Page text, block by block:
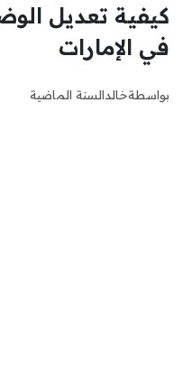
كيفية تعديل
في الإمارات
بواسطةخالدالسنة الماضية